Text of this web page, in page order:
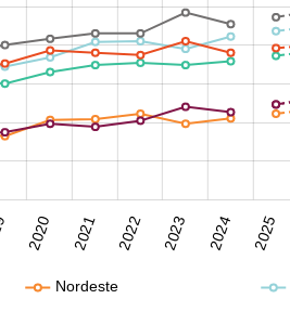
2020 2021 2022 2023 2024 2025
Nordeste